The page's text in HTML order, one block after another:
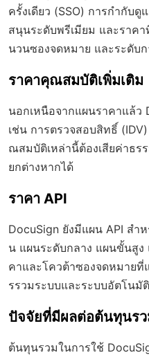
ครั้งเดียว (SSO) การกำกับ
สนุนระดับพรีเมียม และราค
นวนซองจดหมาย และระดับ
ราคาคุณสมบัติเพิ่มเติม
นอกเหนือจากแผนราคาแล้ว
เช่น การตรวจสอบสิทธิ์
ณสมบัติเหล่านี้ต้องเสียค่าธร
ยกต่างหากได้
ราคา API
DocuSign ยังมีแผน API ส
น แผนระดับกลาง แผนขั้นสูง
คาและโควต้าซองจดหมายที่
รรวมระบบและระบบอัตโนมั
ปัจจัยที่มีผลต่อต้นทุนร
ต้นทุนรวมในการใช้